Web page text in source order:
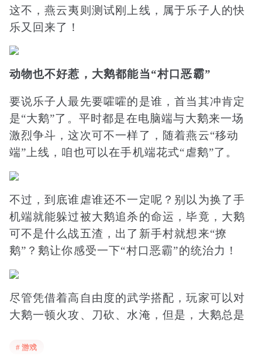
这不，燕云夷则测试刚上线，属于乐子人的快
乐又回来了！
动物也不好惹，大鹅都能当“村口恶霸”
要说乐子人最先要嚯嚯的是谁，首当其冲肯定
是“大鹅”了。平时都是在电脑端与大鹅来一场
激烈争斗，这次可不一样了，随着燕云“移动
端”上线，咱也可以在手机端花式“虐鹅”了。
不过，到底谁虐谁还不一定呢？别以为换了手
机端就能躲过被大鹅追杀的命运，毕竟，大鹅
可不是什么战五渣，出了新手村就想来“撩
鹅”？鹅让你感受一下“村口恶霸”的统治力！
尽管凭借着高自由度的武学搭配，玩家可以对
大鹅一顿火攻、刀砍、水淹，但是，大鹅总是
# 游戏